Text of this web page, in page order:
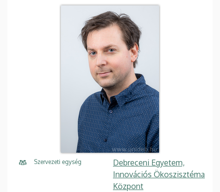
Szervezeti egység
Debreceni Egyetem,
Innovációs Ökoszisztéma
Központ